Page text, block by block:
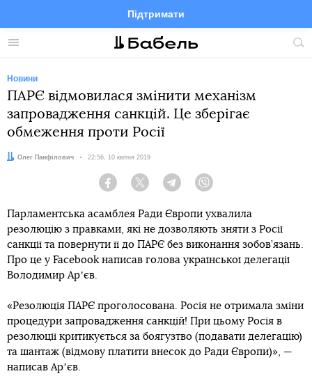
Меню
Підтримати
FacebookTelegramTwitter
Новини
ПАРЄ відмовилася змінити механізм
запровадження санкцій. Це зберігає
обмеження проти Росії
Автор:
Олег Панфілович Дата:
22:56, 10 квітня 2019
Facebook Twitter Telegram
Парламентська асамблея Ради Європи ухвалила
резолюцію з правками, які не дозволяють зняти з Росії
санкції та повернути її до ПАРЄ без виконання зобов’язань.
Про це у Facebook написав голова української делегації
Володимир Арʼєв.
«Резолюція ПАРЄ проголосована. Росія не отримала зміни
процедури запровадження санкцій! При цьому Росія в
резолюції критикується за боягузтво (подавати делегацію)
та шантаж (відмову платити внесок до Ради Європи)», —
написав Арʼєв.